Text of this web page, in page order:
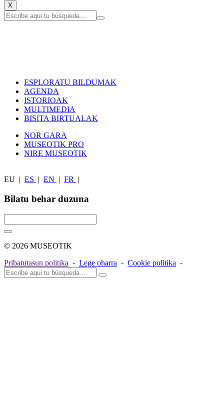
X
ESPLORATU BILDUMAK
AGENDA
ISTORIOAK
MULTIMEDIA
BISITA BIRTUALAK
NOR GARA
MUSEOTIK PRO
NIRE MUSEOTIK
EU | ES | EN | FR |
Bilatu behar duzuna
© 2026 MUSEOTIK
Pribatutasun politika - Lege oharra - Cookie politika -